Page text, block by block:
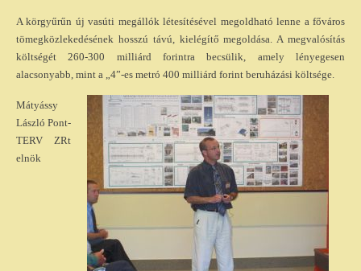
A körgyűrűn új vasúti megállók létesítésével megoldható lenne a főváros
tömegközlekedésének hosszú távú, kielégítő megoldása. A megvalósítás
költségét 260-300 milliárd forintra becsülik, amely lényegesen
alacsonyabb, mint a „4”-es metró 400 milliárd forint beruházási költsége.
Mátyássy
László Pont-
TERV ZRt
elnök